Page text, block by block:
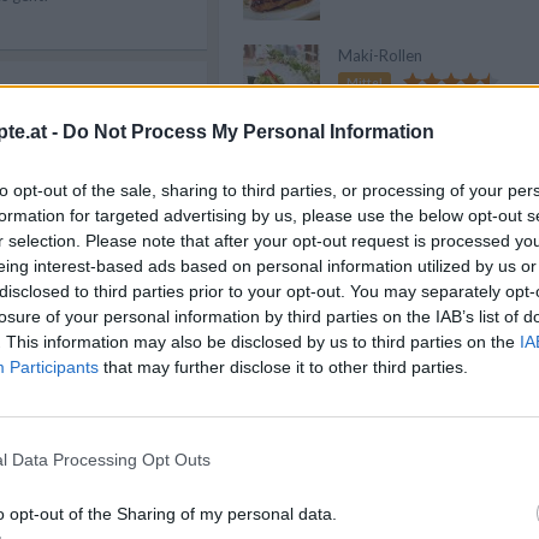
- Do Not Process My Personal Information
opt-out of the sale, sharing to third parties, or processing of your
for targeted advertising by us, please use the below opt-out
selection. Please note that after your opt-out request is processed
interest-based ads based on personal information utilized by us
to third parties prior to your opt-out. You may separately
of your personal information by third parties on the IAB’s list of
This information may also be disclosed by us to third parties on the
Participants that may further disclose it to other third parties.
Data Processing Opt Outs
opt-out of the Sharing of my personal data.
27.03.2015
Variante
mit
45 min
Lachs
50 min
Maki-Rollen
Mittel
Anzeige